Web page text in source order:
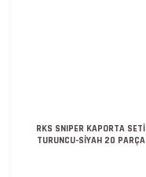
RKS SNIPER KAPORTA SETİ
TURUNCU-SİYAH 20 PARÇA